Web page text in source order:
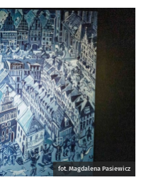
fot. Magdalena Pasiewicz